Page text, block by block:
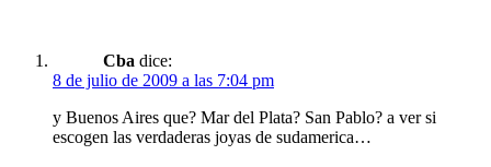
Cba dice:
8 de julio de 2009 a las 7:04 pm
y Buenos Aires que? Mar del Plata? San Pablo? a ver si
escogen las verdaderas joyas de sudamerica…